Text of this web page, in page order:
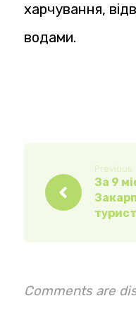
харчування,
водами.
Previous
За 9
Comments are